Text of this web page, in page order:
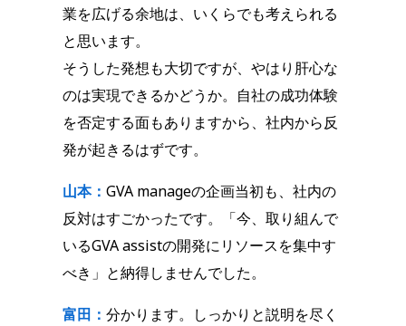
業を広げる余地は、いくらでも考えられる
と思います。
そうした発想も大切ですが、やはり肝心な
のは実現できるかどうか。自社の成功体験
を否定する面もありますから、社内から反
発が起きるはずです。
山本： GVA manageの企画当初も、社内の
反対はすごかったです。「今、取り組んで
いるGVA assistの開発にリソースを集中す
べき」と納得しませんでした。
富田： 分かります。しっかりと説明を尽く